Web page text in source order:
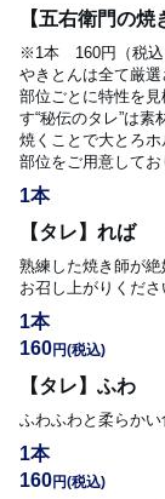
【五右衛門の焼
※1本　160円（税込
やきとんは全て厳
部位ごとに特性を
す“秘伝のタレ”は
焼くことで大とろ
部位をご用意してお
1本
【タレ】れば
熟練した焼き師が
お召し上がりくださ
1本
160円(税込)
【タレ】ふわ
ふわふわと柔らかい
1本
160円(税込)